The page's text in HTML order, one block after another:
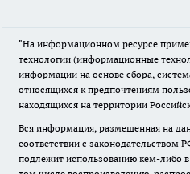
"На информационном ресурсе
технологии (информационные
информации на основе сбора,
относящихся к предпочтениям
находящихся на территории
Вся информация, размещенная на
соответствии с законодательством
подлежит использованию кем-либо